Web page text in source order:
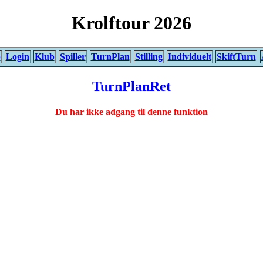
Krolftour 2026
Login Klub Spiller TurnPlan Stilling Individuelt SkiftTurn
TurnPlanRet
Du har ikke adgang til denne funktion